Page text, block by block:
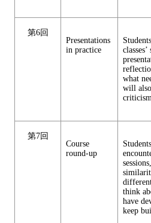
第6回
Presentations
in practice
what
will
第7回
Course
round-up
think
have
keep